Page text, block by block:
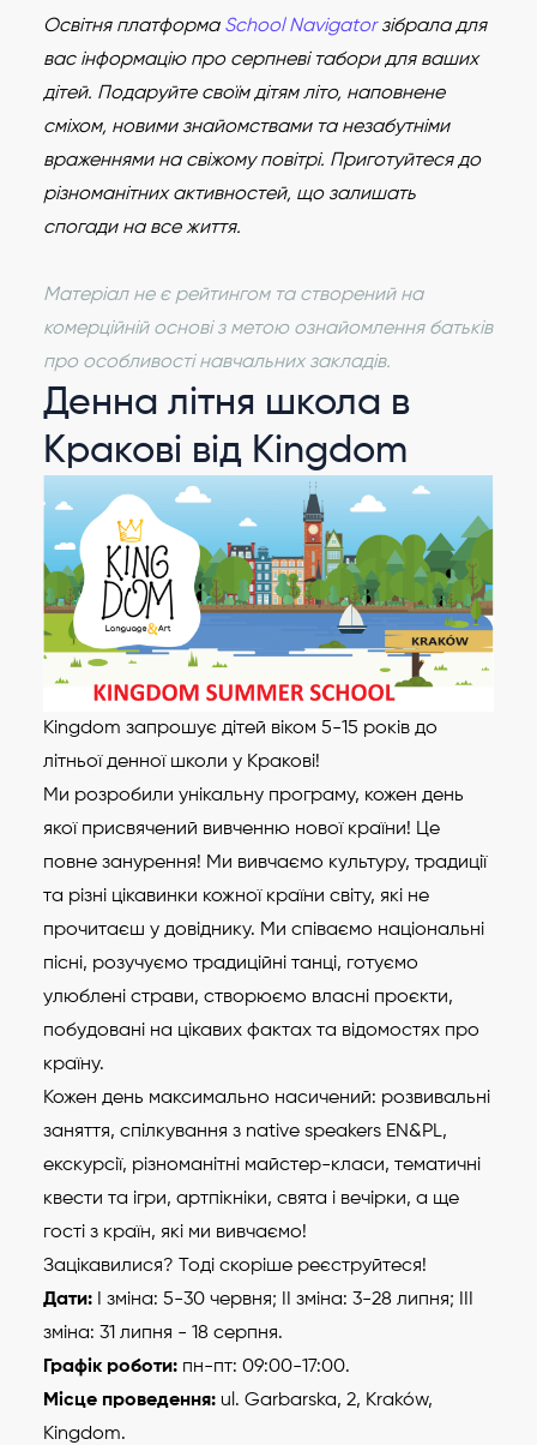
Освітня платформа School Navigatorзібрала для
вас інформацію про серпневі табори для ваших
дітей. Подаруйте своїм дітям літо, наповнене
сміхом, новими знайомствами та незабутніми
враженнями на свіжому повітрі. Приготуйтеся до
різноманітних активностей, що залишать
спогади на все життя.
Матеріал не є рейтингом та створений на
комерційній основі з метою ознайомлення батьків
про особливості навчальних закладів.
Денна літня школа в
Кракові від Kingdom
Kingdom запрошує дітей віком 5-15 років до
літньої денної школи у Кракові!
Ми розробили унікальну програму, кожен день
якої присвячений вивченню нової країни! Це
повне занурення! Ми вивчаємо культуру, традиції
та різні цікавинки кожної країни світу, які не
прочитаєш у довіднику. Ми співаємо національні
пісні, розучуємо традиційні танці, готуємо
улюблені страви, створюємо власні проєкти,
побудовані на цікавих фактах та відомостях про
країну.
Кожен день максимально насичений: розвивальні
заняття, спілкування з native speakers EN&PL,
екскурсії, різноманітні майстер-класи, тематичні
квести та ігри, артпікніки, свята і вечірки, а ще
гості з країн, які ми вивчаємо!
Зацікавилися? Тоді скоріше реєструйтеся!
Дати:
І зміна: 5-30 червня; ІІ зміна: 3-28 липня; ІІІ
зміна: 31 липня - 18 серпня.
Графік роботи: пн-пт: 09:00-17:00.
Місце проведення: ul. Gаrbarska, 2, Kraków,
Kingdom.